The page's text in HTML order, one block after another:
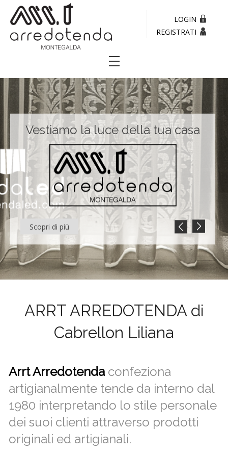
LOGIN
REGISTRATI
Home
Interni
Tendaled
Tende da sole
Cuscino Luminoso
Contattaci
Dove siamo
Mostra versione desktop
Vestiamo la luce della tua casa
Scopri di più
ARRT ARREDOTENDA di
Cabrellon Liliana
Arrt Arredotenda confeziona
artigianalmente tende da interno dal
1980 interpretando lo stile personale
dei suoi clienti attraverso prodotti
originali ed artigianali.